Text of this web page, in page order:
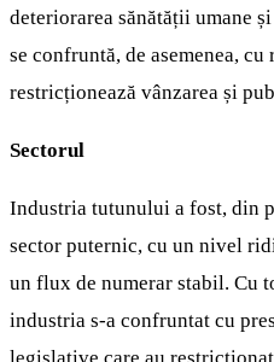
deteriorarea sănătății umane
se confruntă, de asemenea,
restricționează vânzarea și
Sectorul
Industria tutunului a fost, din
sector puternic, cu un nivel
un flux de numerar stabil. Cu
industria s-a confruntat cu